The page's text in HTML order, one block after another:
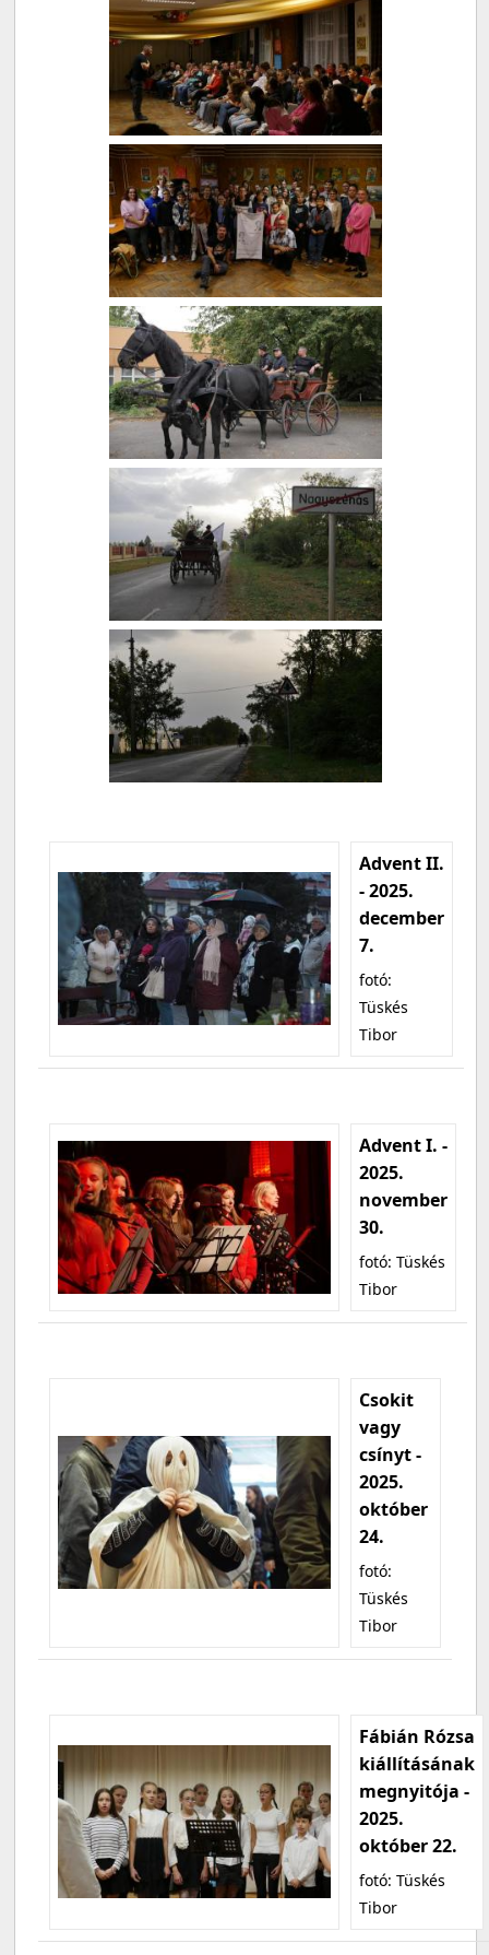
Advent II.
- 2025.
december
7.
fotó:
Tüskés
Tibor
Advent I. -
2025.
november
30.
fotó: Tüskés
Tibor
Csokit
vagy
csínyt -
2025.
október
24.
fotó:
Tüskés
Tibor
Fábián Rózsa
kiállításának
megnyitója -
2025.
október 22.
fotó: Tüskés
Tibor